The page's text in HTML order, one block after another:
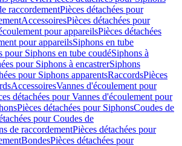
raccordementPièces détachées pour
AccessoiresPièces détachées pour
pour appareilsPièces détachées
pour appareilsSiphons en tube
pour Siphons en tube coudéSiphons à
pour Siphons à encastrerSiphons
pour Siphons apparentsRaccordsPièces
AccessoiresVannes d'écoulement pour
détachées pour Vannes d'écoulement pour
Pièces détachées pour SiphonsCoudes de
pour Coudes de
de raccordementPièces détachées pour
BondesPièces détachées pour